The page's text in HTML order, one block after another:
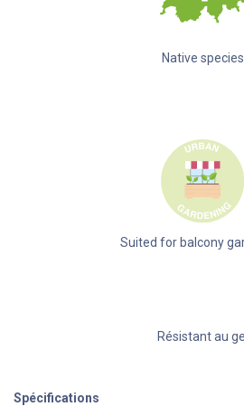
Native species
Suited for balcony